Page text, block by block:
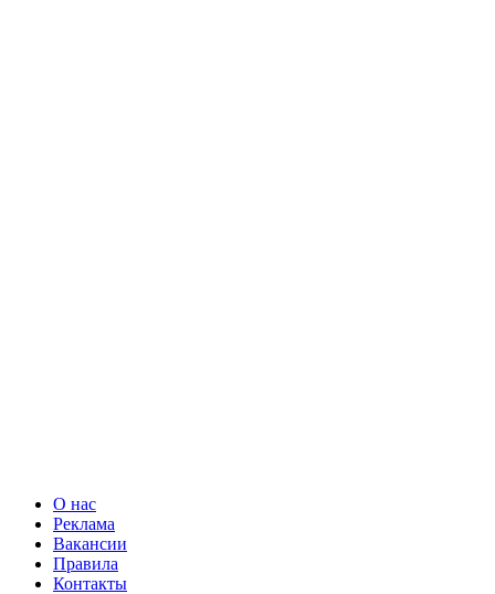
О нас
Реклама
Вакансии
Правила
Контакты